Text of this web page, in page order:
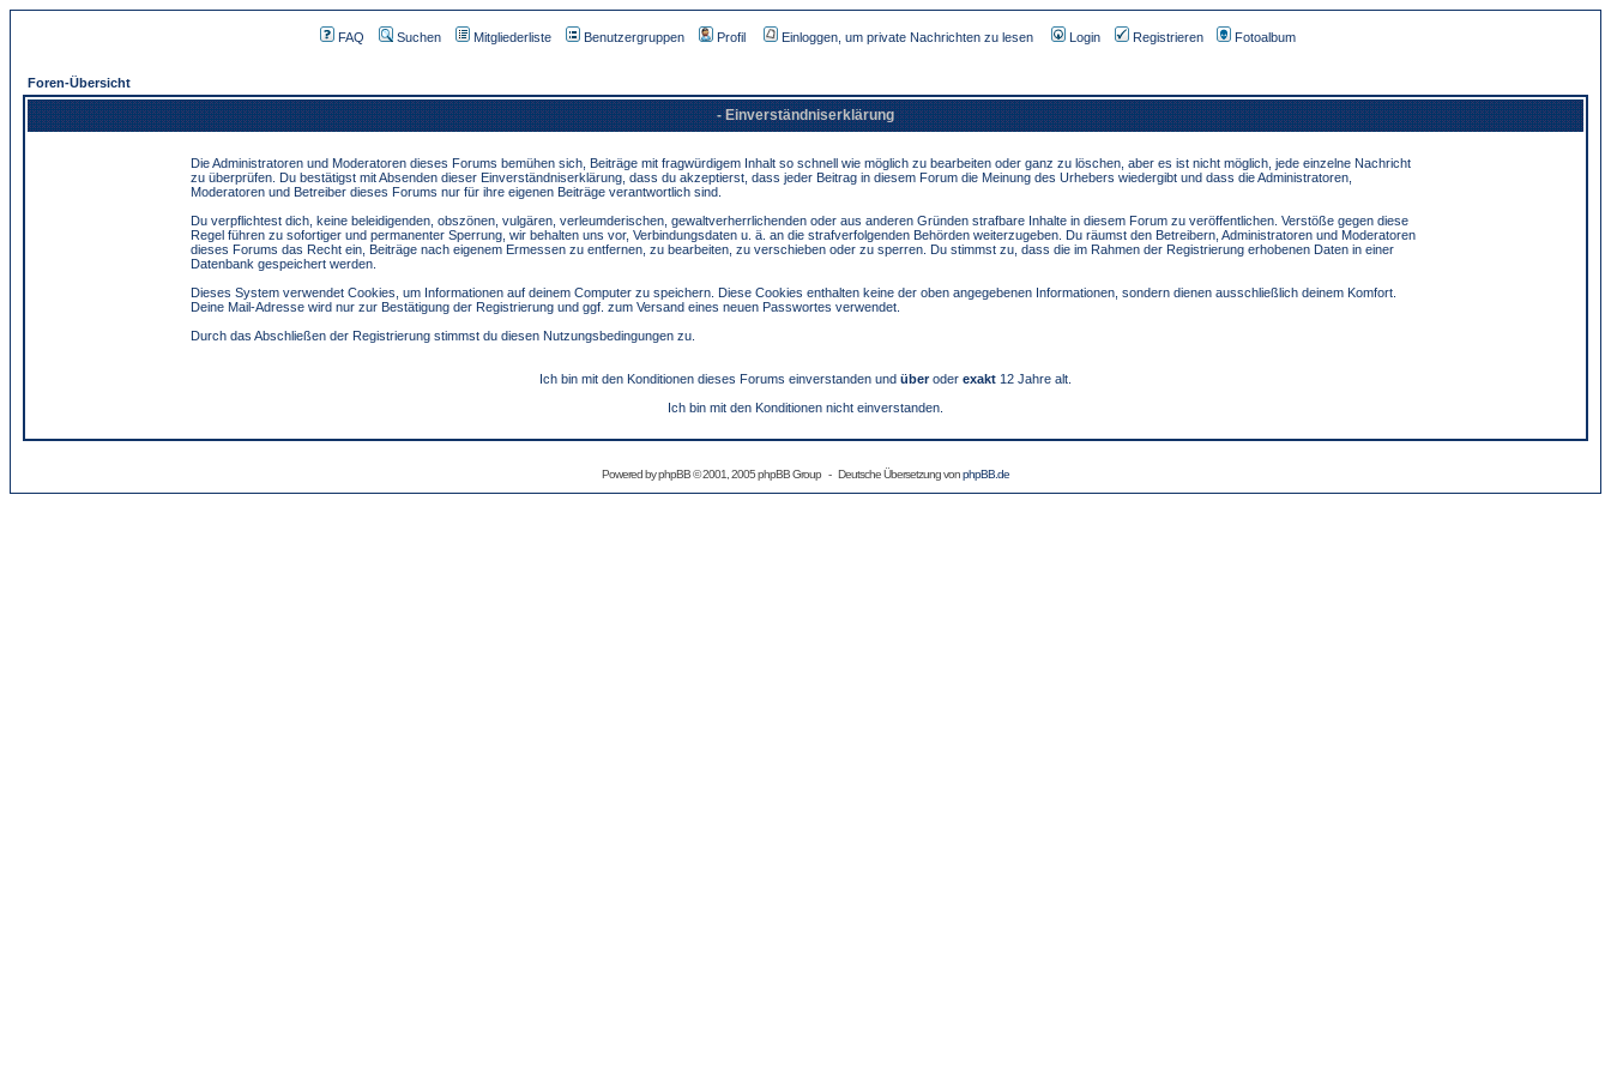
FAQ Suchen Mitgliederliste Benutzergruppen Profil Einloggen, um private Nachrichten zu lesen Login Registrieren Fotoalbum
Foren-Übersicht
- Einverständniserklärung
Die Administratoren und Moderatoren dieses Forums bemühen sich, Beiträge mit fragwürdigem Inhalt so schnell wie möglich zu bearbeiten oder ganz zu löschen, aber es ist nicht möglich, jede einzelne Nachricht
zu überprüfen. Du bestätigst mit Absenden dieser Einverständniserklärung, dass du akzeptierst, dass jeder Beitrag in diesem Forum die Meinung des Urhebers wiedergibt und dass die Administratoren,
Moderatoren und Betreiber dieses Forums nur für ihre eigenen Beiträge verantwortlich sind.
Du verpflichtest dich, keine beleidigenden, obszönen, vulgären, verleumderischen, gewaltverherrlichenden oder aus anderen Gründen strafbare Inhalte in diesem Forum zu veröffentlichen. Verstöße gegen diese
Regel führen zu sofortiger und permanenter Sperrung, wir behalten uns vor, Verbindungsdaten u. ä. an die strafverfolgenden Behörden weiterzugeben. Du räumst den Betreibern, Administratoren und Moderatoren
dieses Forums das Recht ein, Beiträge nach eigenem Ermessen zu entfernen, zu bearbeiten, zu verschieben oder zu sperren. Du stimmst zu, dass die im Rahmen der Registrierung erhobenen Daten in einer
Datenbank gespeichert werden.
Dieses System verwendet Cookies, um Informationen auf deinem Computer zu speichern. Diese Cookies enthalten keine der oben angegebenen Informationen, sondern dienen ausschließlich deinem Komfort.
Deine Mail-Adresse wird nur zur Bestätigung der Registrierung und ggf. zum Versand eines neuen Passwortes verwendet.
Durch das Abschließen der Registrierung stimmst du diesen Nutzungsbedingungen zu.
Ich bin mit den Konditionen dieses Forums einverstanden und überoder exakt 12 Jahre alt.
Ich bin mit den Konditionen nicht einverstanden.
Powered byphpBB© 2001, 2005 phpBB Group - Deutsche Übersetzung vonphpBB.de